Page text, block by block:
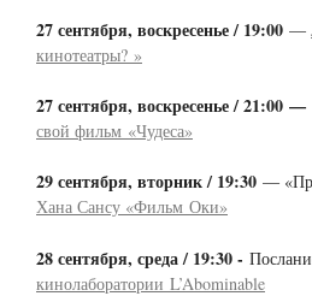
27 сентября, воскресенье / 19:00 —
кинотеатры? »
27 сентября, воскресенье / 21:00 —
свой фильм «Чудеса»
29 сентября, вторник / 19:30 —
Хана Сансу «Фильм Оки»
28 сентября, среда / 19:30 -
кинолаборатории L’Abominable